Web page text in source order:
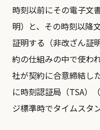
時刻以前にその電子文
明）と、その時刻以降
証明する（非改ざん証
約の仕組みの中で使わ
社が契約に合意締結し
に時刻認証局（TSA）
ジ標準時でタイムスタ